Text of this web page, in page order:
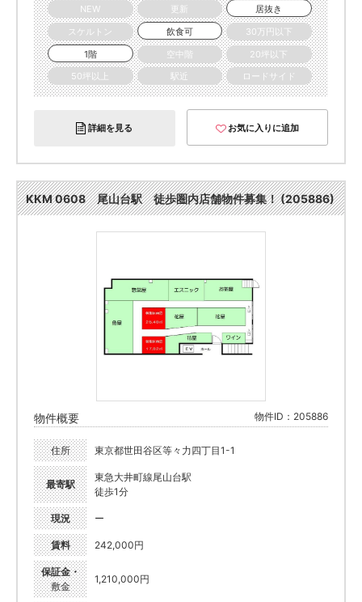
NEW
更新
居抜き
スケルトン
飲食可
30万円以下
1階
空中階
20坪以下
50坪以上
駅近 ロードサイド
詳細を見る お気に入りに追加
KKM 0608 尾山台駅 徒歩圏内店舗物件募集！ (205886)
物件概要 物件ID：205886
住所 東京都世田谷区等々力四丁目1-1
最寄駅
東急大井町線尾山台駅
徒歩1分
現況 ー
賃料 242,000円
保証金・
敷金
1,210,000円